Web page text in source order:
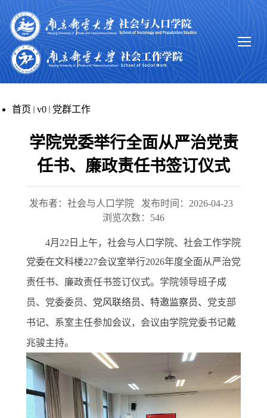
首页 v0 党群工作
学院党委举行全面从严治党责
任书、廉政责任书签订仪式
发布者：社会与人口学院
发布时间：2026-04-23
浏览次数： 546
4月22日上午， 社会与人口学院、社会工作学院
党委在文科楼227会议室举行2026年度全面从严治党
责任书、廉政责任书签订仪式。学院领导班子成
员、党委委员、 党风联络员、特邀监察员、 党支部
书记、系室主任参加会议，会议由学 院党委书记戴
兆骏主持。